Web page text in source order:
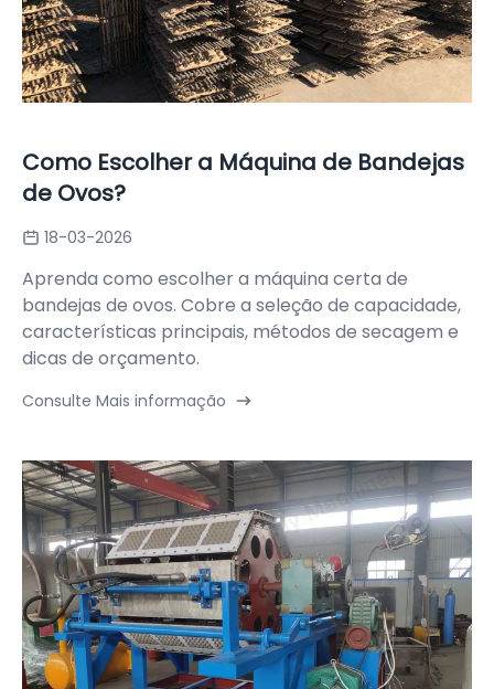
Como Escolher a Máquina de Bandejas
de Ovos?
18-03-2026
Aprenda como escolher a máquina certa de
bandejas de ovos. Cobre a seleção de capacidade,
características principais, métodos de secagem e
dicas de orçamento.
Consulte Mais informação